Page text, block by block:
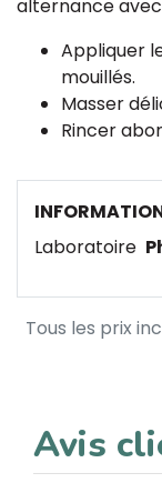
alternance
Appliquer
mouillés.
Masser
Rincer
Laboratoire
Tous les prix
Avis